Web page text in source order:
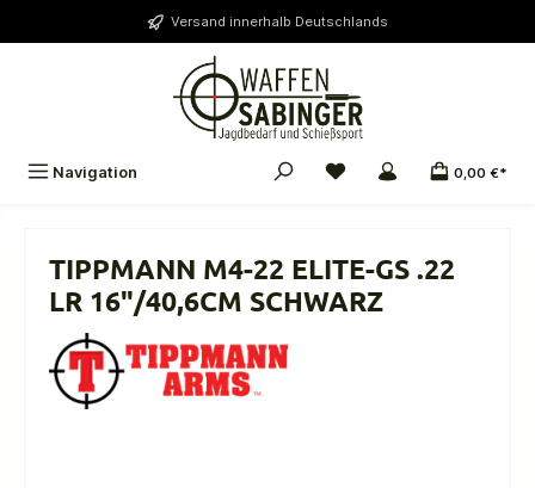
Versand innerhalb Deutschlands
Navigation 0,00 €*
TIPPMANN M4-22 ELITE-GS .22
LR 16"/40,6CM SCHWARZ